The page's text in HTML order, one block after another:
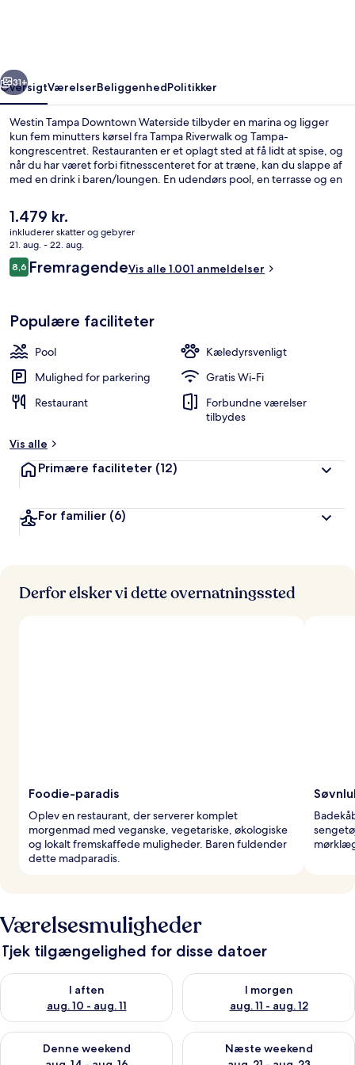
Næste
31+
OversigtVærelserBeliggenhedPolitikker
Westin Tampa Downtown Waterside tilbyder en marina og ligger
kun fem minutters kørsel fra Tampa Riverwalk og Tampa-
kongrescentret. Restauranten er et oplagt sted at få lidt at spise, og
når du har været forbi fitnesscenteret for at træne, kan du slappe af
med en drink i baren/loungen. En udendørs pool, en terrasse og en
stedets hjælpsomme personale og beliggenhed.
Den
nuværende
pris
er
1.479 kr.
1.479 kr.
inkluderer skatter og gebyrer
21. aug. - 22. aug.
Anmeldelser
8,68,6 ud af 10.
FremragendeVis alle 1.001 anmeldelser
Populære faciliteter
Pool
Kæledyrsvenligt
Mulighed for parkering
Gratis Wi-Fi
Restaurant
Forbundne værelser
tilbydes
Vis alle
Primære faciliteter (12)
For familier (6)
Derfor elsker vi dette overnatningssted
Foodie-paradis
Oplev en restaurant, der serverer komplet
morgenmad med veganske, vegetariske, økologiske
og lokalt fremskaffede muligheder. Baren fuldender
dette madparadis.
Værelsesmuligheder
Tjek tilgængelighed for disse datoer
I aften
aug. 10 - aug. 11
Tjek tilgængelighed for i aften aug. 10 - aug. 11
I morgen
aug. 11 - aug. 12
Tjek tilgængelighed for i
Denne weekend
Tjek tilgængelighed for denne weekend aug. 14 - aug. 16
Næste weekend
Tjek tilgængelighed for næste